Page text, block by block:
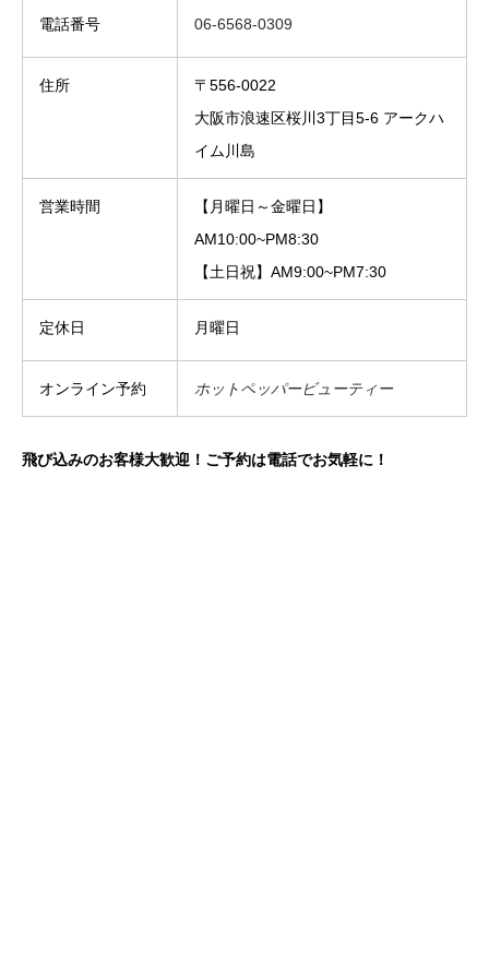
電話番号 06-6568-0309
住所
〒556-0022
大阪市浪速区桜川3丁目5-6 アークハ
イム川島
営業時間
【月曜日～金曜日】
AM10:00~PM8:30
【土日祝】AM9:00~PM7:30
定休日 月曜日
オンライン予約 ホットペッパービューティー
飛び込みのお客様大歓迎！ご予約は電話でお気軽に！